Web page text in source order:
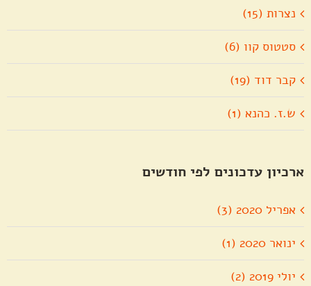
נצרות (15)
סטטוס קוו (6)
קבר דוד (19)
ש.ז. כהנא (1)
ארכיון עדכונים לפי חודשים
אפריל 2020 (3)
ינואר 2020 (1)
יולי 2019 (2)